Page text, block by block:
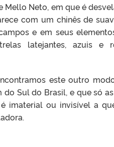
Mello Neto, em que é
com um chinês de
e em seus
latejantes, azuis e
este outro
Sul do Brasil, e que só
imaterial ou invisível a